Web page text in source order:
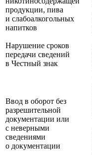
продукции, пива
и слабоалкогольных
напитков
Нарушение сроков
передачи сведений
в Честный знак
Ввод в оборот без
разрешительной
документации или
с неверными
сведениями
о документации